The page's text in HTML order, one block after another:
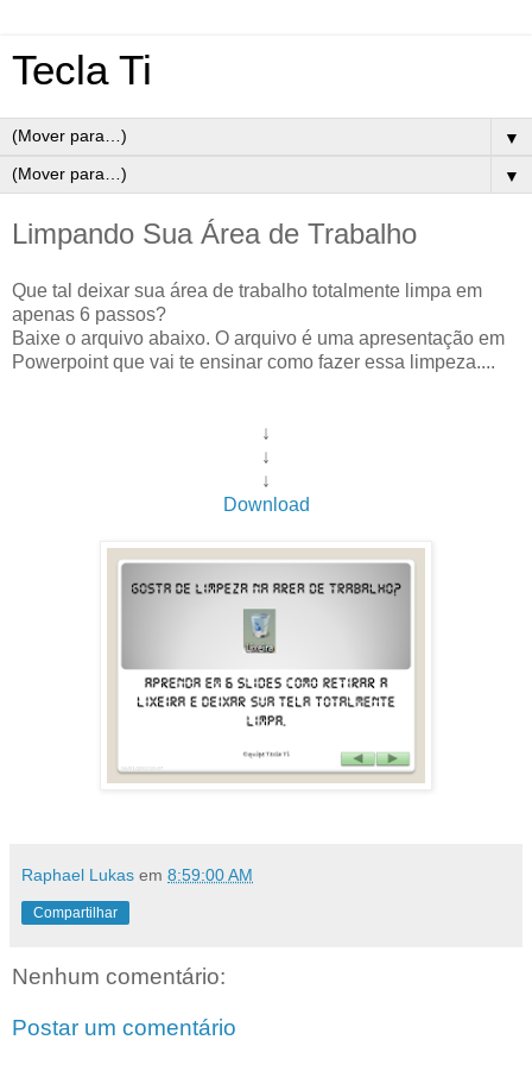
Tecla Ti
▼
▼
Limpando Sua Área de Trabalho
Que tal deixar sua área de trabalho totalmente limpa em
apenas 6 passos?
Baixe o arquivo abaixo. O arquivo é uma apresentação em
Powerpoint que vai te ensinar como fazer essa limpeza....
↓
↓
↓
Download
Raphael Lukas em 8:59:00 AM
Compartilhar
Nenhum comentário:
Postar um comentário